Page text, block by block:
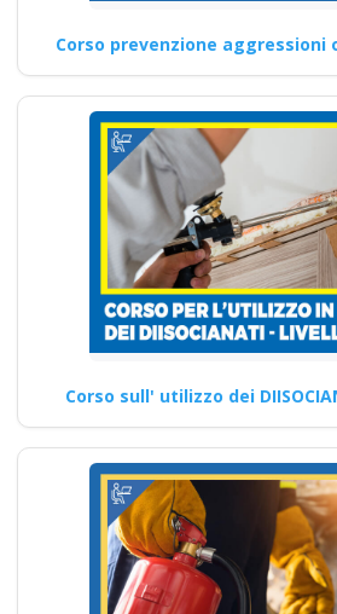
Corso prevenzione
Corso sull' utilizzo dei